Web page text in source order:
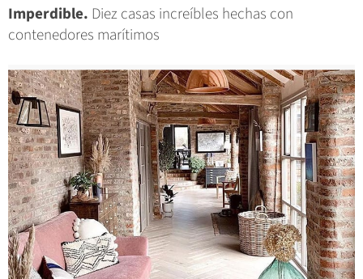
Imperdible. Diez casas increíbles hechas con
contenedores marítimos